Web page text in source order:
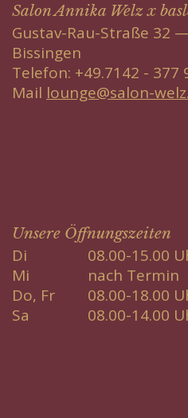
Salon Annika Welz x
Gustav-Rau-Straße 32
Bissingen
Telefon: +49.7142 - 377
Mail lounge@salon-
Unsere Öffnungszeiten
Di
08.00-15.00
Mi
nach Termin
Do, Fr
08.00-18.00
Sa
08.00-14.00